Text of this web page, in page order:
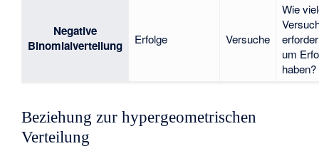
Negative
Binomialverteilung
Erfolge Versuche
Wie
um
haben?
Beziehung zur hypergeometrischen
Verteilung